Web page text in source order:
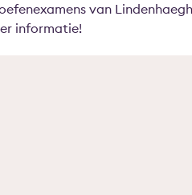
van
informatie!